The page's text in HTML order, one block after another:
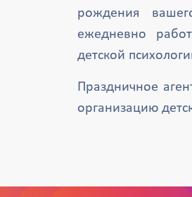
рождения
ежедневно
детской
Праздничное
организацию